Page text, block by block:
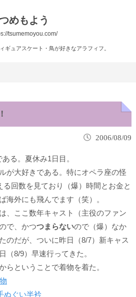
めもよう
tsumemoyou.com/
ギュアスケート・鳥が好きなアラフィフ。
2006/08/09
る。夏休み1日目。
が大好きである。特にオペラ座の怪
る回数を見ており（爆）時間とお金と
海外にも飛んでます（笑）。
、ここ数年キャスト（主役のファン
で、かつつまらないので（爆）なか
のだが、ついに昨日（8/7）新キャス
（8/9）早速行ってきた。
らということで着物を着た。